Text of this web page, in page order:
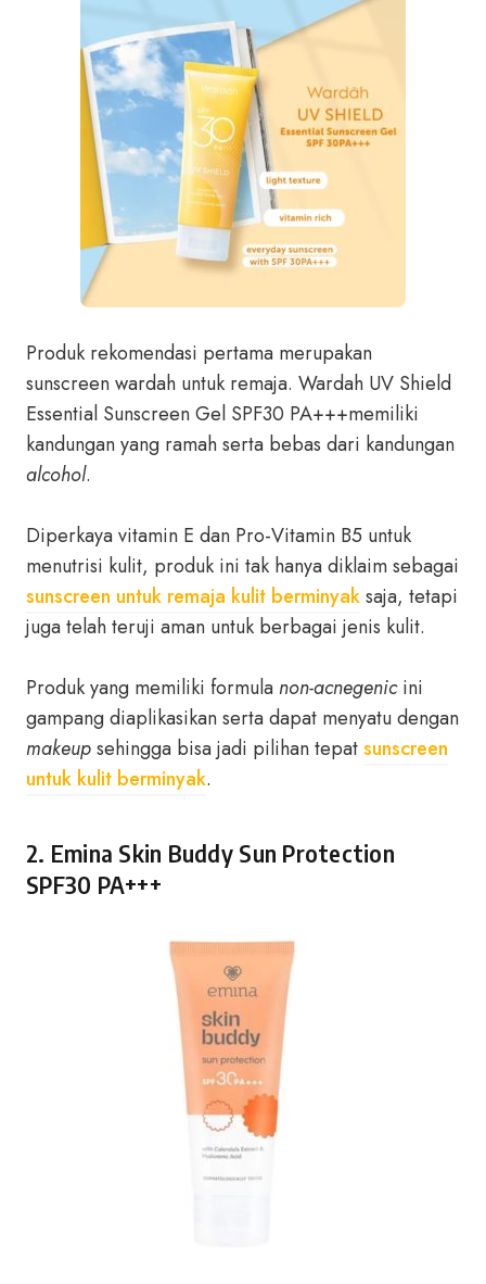
Produk rekomendasi pertama merupakan
sunscreen wardah untuk remaja. Wardah UV Shield
Essential Sunscreen Gel SPF30 PA+++memiliki
kandungan yang ramah serta bebas dari kandungan
alcohol.
Diperkaya vitamin E dan Pro-Vitamin B5 untuk
menutrisi kulit, produk ini tak hanya diklaim sebagai
sunscreen untuk remaja kulit berminyaksaja, tetapi
juga telah teruji aman untuk berbagai jenis kulit.
Produk yang memiliki formulanon-acnegenicini
gampang diaplikasikan serta dapat menyatu dengan
makeupsehingga bisa jadi pilihan tepatsunscreen
untuk kulit berminyak.
2. Emina Skin Buddy Sun Protection
SPF30 PA+++